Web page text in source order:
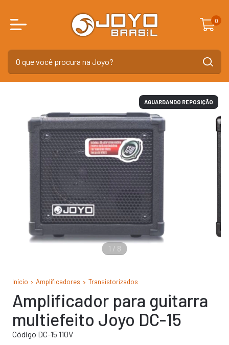
0
AGUARDANDO REPOSIÇÃO
1 / 8
Início Amplificadores Transistorizados
Amplificador para guitarra
multiefeito Joyo DC-15
Código DC-15 110V